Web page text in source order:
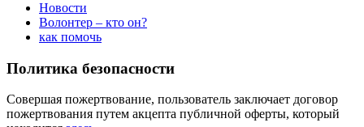
Новости
Волонтер – кто он?
как помочь
Политика безопасности
Совершая пожертвование, пользователь заключает договор
пожертвования путем акцепта публичной оферты, который